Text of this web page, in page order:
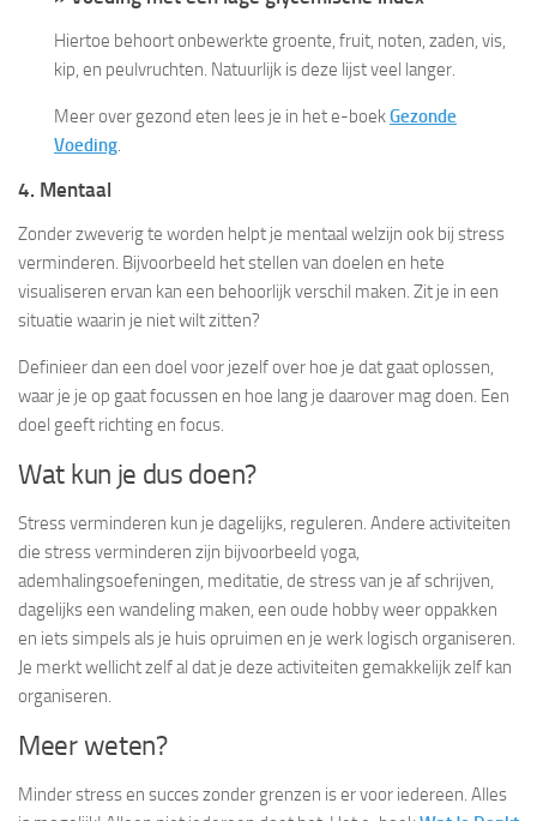
Hiertoe behoort onbewerkte groente, fruit, noten, zaden, vis,
kip, en peulvruchten. Natuurlijk is deze lijst veel langer.
Meer over gezond eten lees je in het e-boekGezonde
Voeding.
4. Mentaal
Zonder zweverig te worden helpt je mentaal welzijn ook bij stress
verminderen. Bijvoorbeeld het stellen van doelen en hete
visualiseren ervan kan een behoorlijk verschil maken. Zit je in een
situatie waarin je niet wilt zitten?
Definieer dan een doel voor jezelf over hoe je dat gaat oplossen,
waar je je op gaat focussen en hoe lang je daarover mag doen. Een
doel geeft richting en focus.
Wat kun je dus doen?
Stress verminderen kun je dagelijks, reguleren. Andere activiteiten
die stress verminderen zijn bijvoorbeeld yoga,
ademhalingsoefeningen, meditatie, de stress van je af schrijven,
dagelijks een wandeling maken, een oude hobby weer oppakken
en iets simpels als je huis opruimen en je werk logisch organiseren.
Je merkt wellicht zelf al dat je deze activiteiten gemakkelijk zelf kan
organiseren.
Meer weten?
Minder stress en succes zonder grenzen is er voor iedereen. Alles